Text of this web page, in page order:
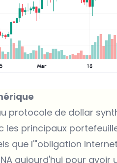
protocole de dollar
les principaux
que l'"obligation
aujourd'hui pour